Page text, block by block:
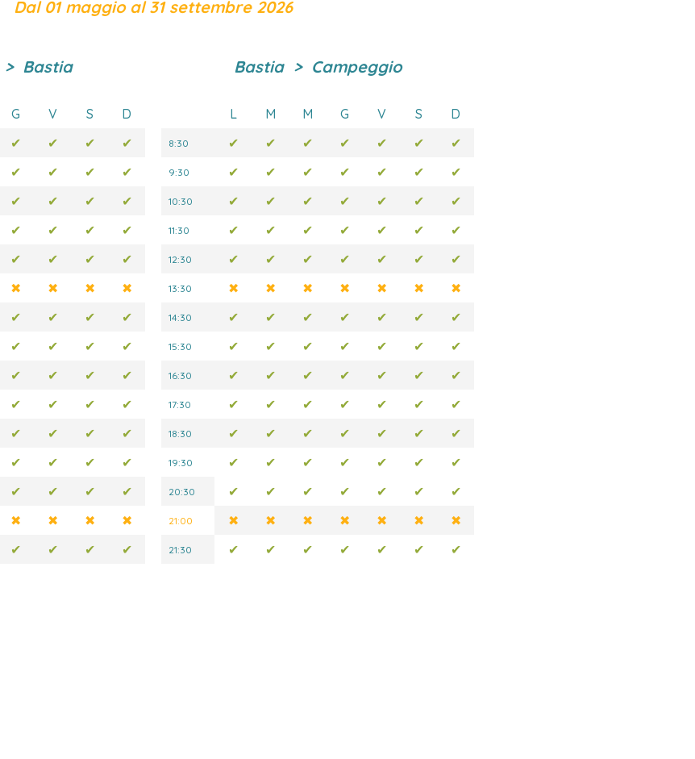
Dal 01 maggio al 31 settembre 2026
> Bastia
G V S D
✔ ✔ ✔ ✔
✔ ✔ ✔ ✔
✔ ✔ ✔ ✔
✔ ✔ ✔ ✔
✔ ✔ ✔ ✔
✖ ✖ ✖ ✖
✔ ✔ ✔ ✔
✔ ✔ ✔ ✔
✔ ✔ ✔ ✔
✔ ✔ ✔ ✔
✔ ✔ ✔ ✔
✔ ✔ ✔ ✔
✔ ✔ ✔ ✔
✖ ✖ ✖ ✖
✔ ✔ ✔ ✔
Bastia > Campeggio
L M M G V S D
8:30 ✔ ✔ ✔ ✔ ✔ ✔ ✔
9:30 ✔ ✔ ✔ ✔ ✔ ✔ ✔
10:30 ✔ ✔ ✔ ✔ ✔ ✔ ✔
11:30 ✔ ✔ ✔ ✔ ✔ ✔ ✔
12:30 ✔ ✔ ✔ ✔ ✔ ✔ ✔
13:30 ✖ ✖ ✖ ✖ ✖ ✖ ✖
14:30 ✔ ✔ ✔ ✔ ✔ ✔ ✔
15:30 ✔ ✔ ✔ ✔ ✔ ✔ ✔
16:30 ✔ ✔ ✔ ✔ ✔ ✔ ✔
17:30 ✔ ✔ ✔ ✔ ✔ ✔ ✔
18:30 ✔ ✔ ✔ ✔ ✔ ✔ ✔
19:30 ✔ ✔ ✔ ✔ ✔ ✔ ✔
20:30 ✔ ✔ ✔ ✔ ✔ ✔ ✔
21:00 ✖ ✖ ✖ ✖ ✖ ✖ ✖
21:30 ✔ ✔ ✔ ✔ ✔ ✔ ✔